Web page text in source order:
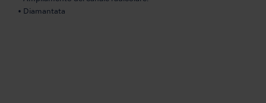
• Diamantata